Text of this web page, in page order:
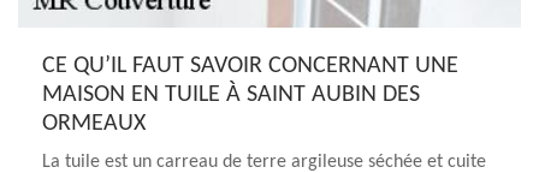
CE QU’IL FAUT SAVOIR CONCERNANT UNE
MAISON EN TUILE À SAINT AUBIN DES
ORMEAUX
La tuile est un carreau de terre argileuse séchée et cuite